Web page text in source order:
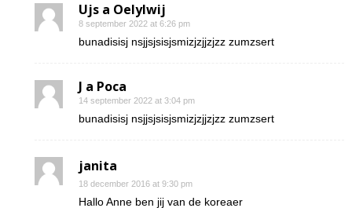
Ujs a Oelylwij
8 september 2022 at 6:26 pm
bunadisisj nsjjsjsisjsmizjzjjzjzz zumzsert
J a Poca
14 september 2022 at 3:04 pm
bunadisisj nsjjsjsisjsmizjzjjzjzz zumzsert
janita
18 december 2016 at 9:30 pm
Hallo Anne ben jij van de koreaer